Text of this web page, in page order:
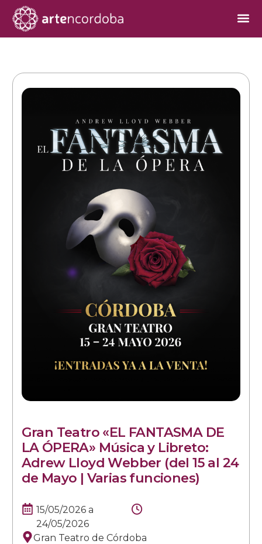
Gran Teatro «EL FANTASMA DE
LA ÓPERA» Música y Libreto:
Adrew Lloyd Webber (del 15 al 24
de Mayo | Varias funciones)
15/05/2026 a
24/05/2026
Gran Teatro de Córdoba